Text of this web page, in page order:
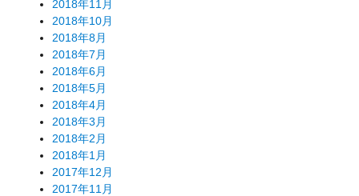
2018年11月
2018年10月
2018年8月
2018年7月
2018年6月
2018年5月
2018年4月
2018年3月
2018年2月
2018年1月
2017年12月
2017年11月